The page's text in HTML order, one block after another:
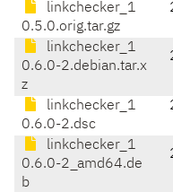
linkchecker_1
0.5.0.orig.tar.gz
linkchecker_1
0.6.0-2.debian.tar.x
z
linkchecker_1
0.6.0-2.dsc
linkchecker_1
0.6.0-2_amd64.de
b